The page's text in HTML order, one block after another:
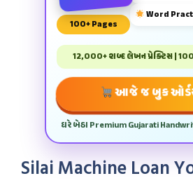
100+ Pages
Word
12,000+ શબ્દ લેખન પ્રેક્ટિસ |
આજે જ બુક ઓર્ડર
ઘરે બેઠા Premium Gujarati
Silai Machine Loan